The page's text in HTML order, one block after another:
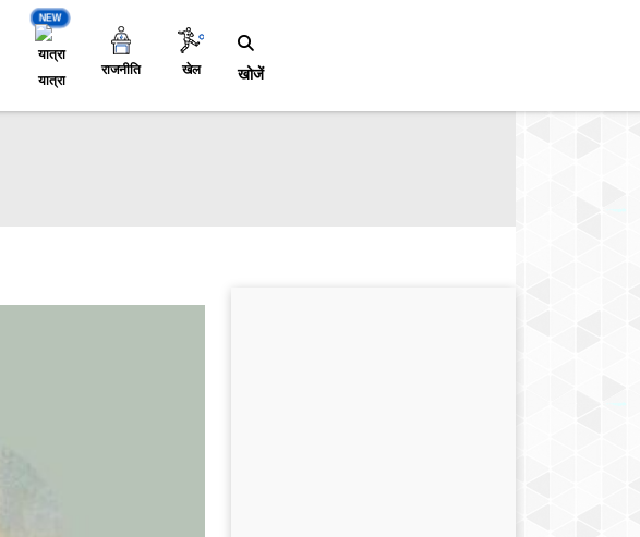
NEW
यात्रा
राजनीति खेल खोजें